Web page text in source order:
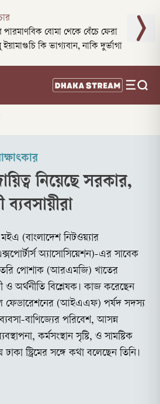
পারমাণবিক বোমা থেকে বেঁচে ফেরা
কি ভাগ্যবান, নাকি দুর্ভাগা
নিয়েছে সরকার,
(বাংলাদেশ নিটওয়্যার
অ্যাসোসিয়েশন)-এর সাবেক
পোশাক (আরএমজি) খাতের
অর্থনীতি বিশ্লেষক। কাজ করেছেন
ফেডারেশনের (আইএএফ) পর্ষদ সদস্য
বাণিজ্যের পরিবেশ, আসন্ন
কর্মসংস্থান সৃষ্টি, ও সামষ্টিক
স্ট্রিমের সঙ্গে কথা বলেছেন তিনি।